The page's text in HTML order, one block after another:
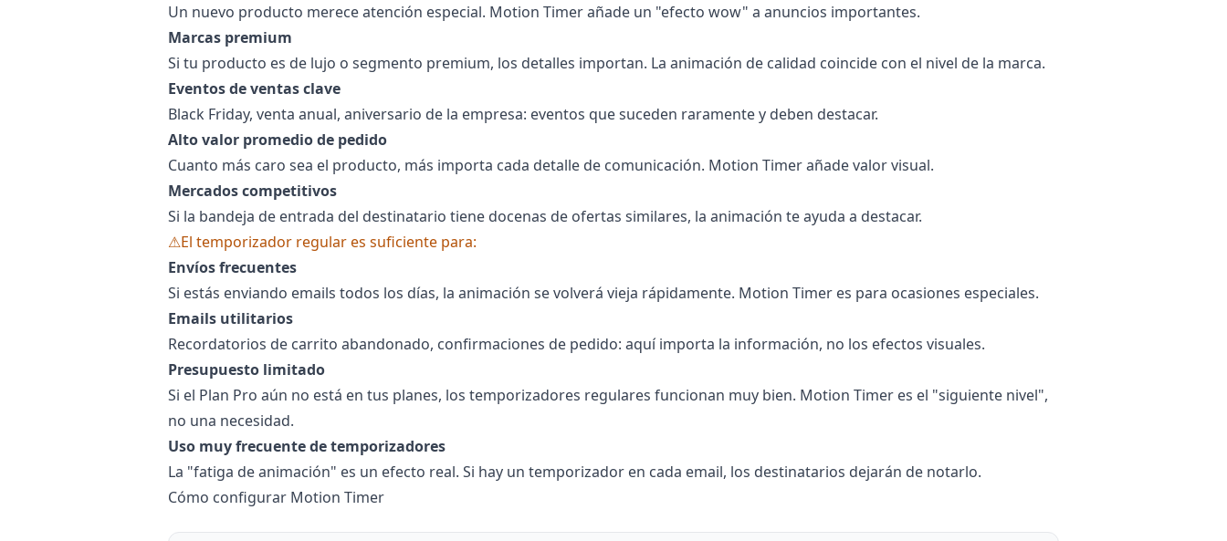
Un nuevo producto merece atención especial. Motion Timer añade un "efecto wow" a anuncios importantes.
Marcas premium
Si tu producto es de lujo o segmento premium, los detalles importan. La animación de calidad coincide con el nivel de la marca.
Eventos de ventas clave
Black Friday, venta anual, aniversario de la empresa: eventos que suceden raramente y deben destacar.
Alto valor promedio de pedido
Cuanto más caro sea el producto, más importa cada detalle de comunicación. Motion Timer añade valor visual.
Mercados competitivos
Si la bandeja de entrada del destinatario tiene docenas de ofertas similares, la animación te ayuda a destacar.
⚠El temporizador regular es suficiente para:
Envíos frecuentes
Si estás enviando emails todos los días, la animación se volverá vieja rápidamente. Motion Timer es para ocasiones especiales.
Emails utilitarios
Recordatorios de carrito abandonado, confirmaciones de pedido: aquí importa la información, no los efectos visuales.
Presupuesto limitado
Si el Plan Pro aún no está en tus planes, los temporizadores regulares funcionan muy bien. Motion Timer es el "siguiente nivel",
no una necesidad.
Uso muy frecuente de temporizadores
La "fatiga de animación" es un efecto real. Si hay un temporizador en cada email, los destinatarios dejarán de notarlo.
Cómo configurar Motion Timer